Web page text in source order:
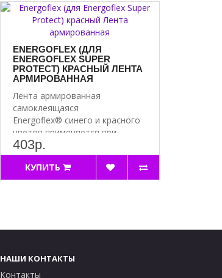
ENERGOFLEX (ДЛЯ
ENERGOFLEX SUPER
PROTECT) КРАСНЫЙ ЛЕНТА
АРМИРОВАННАЯ
Лента армированная
самоклеящаяся
Energoflex® синего и красного
цветов применяется при
монта..
403р.
КУПИТЬ
НАШИ КОНТАКТЫ
Контакты